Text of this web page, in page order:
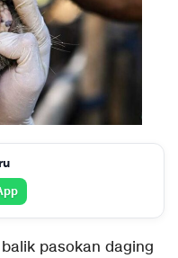
balik pasokan daging